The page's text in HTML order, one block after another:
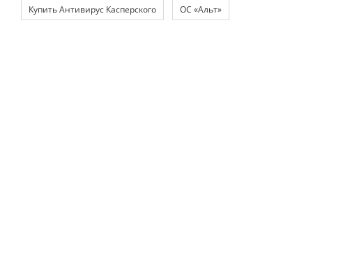
Купить Антивирус Касперского ОС «Альт»